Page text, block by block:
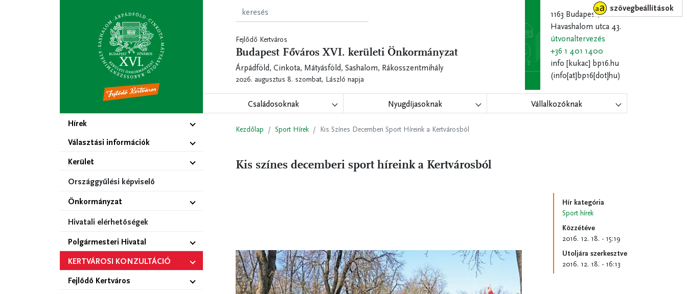
szövegbeállítások
Fejlődő Kertváros
Budapest Főváros XVI. kerületi Önkormányzat
Árpádföld, Cinkota, Mátyásföld, Sashalom, Rákosszentmihály
2026. augusztus 8. szombat, László napja
1163 Budapest,
Havashalom utca 43.
útvonaltervezés
+36 1 401 1400
info [kukac] bp16.hu
(info[at]bp16[dot]hu)
Családosoknak Nyugdíjasoknak
Vállalkozóknak
Hírek
Választási információk
Kerület
Országgyűlési képviselő
Önkormányzat
Hivatali elérhetőségek
Polgármesteri Hivatal
KERTVÁROSI KONZULTÁCIÓ
Fejlődő Kertváros
Kezdőlap Sport Hírek Kis Színes Decemberi Sport Híreink a Kertvárosból
Kis színes decemberi sport híreink a Kertvárosból
Hír kategória
Sport hírek
Közzétéve
2016. 12. 18. - 15:19
Utoljára szerkesztve
2016. 12. 18. - 16:13